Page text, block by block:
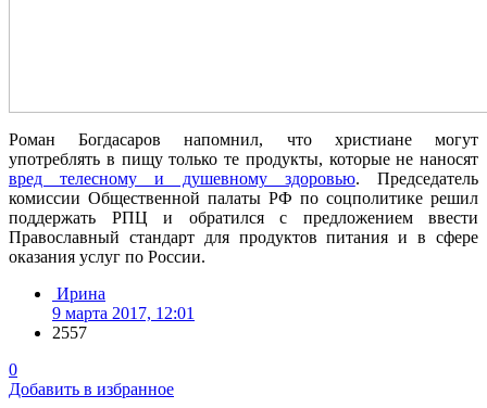
Роман Богдасаров напомнил, что христиане могут
употреблять в пищу только те продукты, которые не наносят
вред телесному и душевному здоровью. Председатель
комиссии Общественной палаты РФ по соцполитике решил
поддержать РПЦ и обратился с предложением ввести
Православный стандарт для продуктов питания и в сфере
оказания услуг по России.
Ирина
9 марта 2017, 12:01
2557
0
Добавить в избранное